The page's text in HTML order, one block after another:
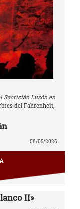
Sacristán Luzón en
del Fahrenheit,
08/05/2026
II»